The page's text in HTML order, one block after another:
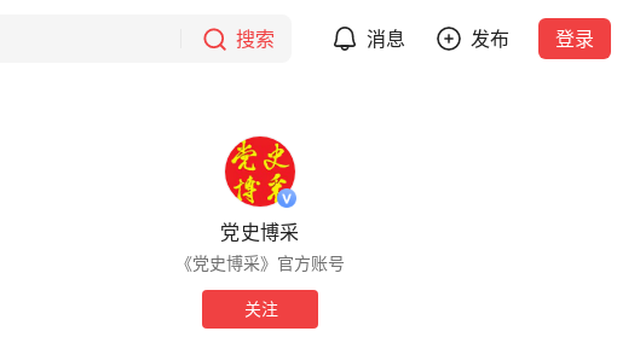
搜索 消息 发布 登录
党史博采
《党史博采》官方账号
关注